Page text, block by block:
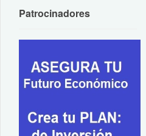
Patrocinadores